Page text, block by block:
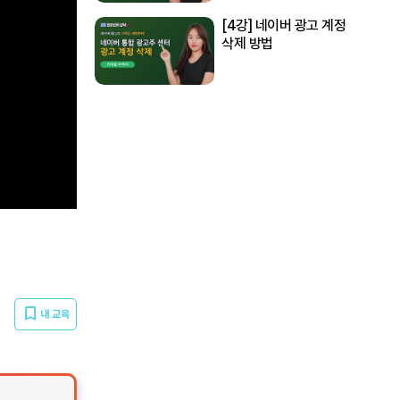
내 교육
[4강] 네이버 광고 계정
삭제 방법